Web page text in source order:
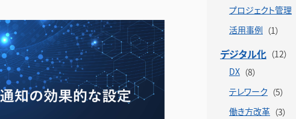
プロジェクト管理
活用事例
デジタル化
DX
テレワーク
働き方改革